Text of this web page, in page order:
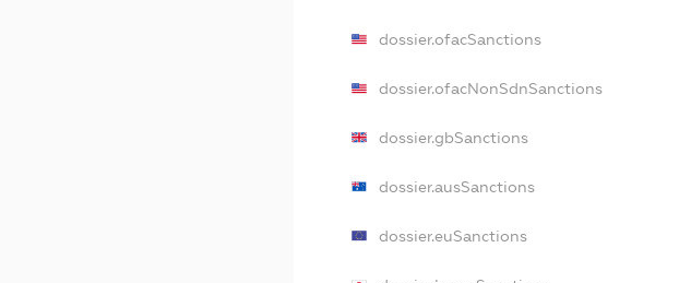
dossier.ofacSanctions
dossier.ofacNonSdnSanctions
dossier.gbSanctions
dossier.ausSanctions
dossier.euSanctions